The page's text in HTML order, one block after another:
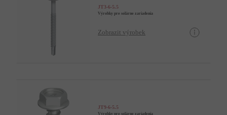
JT3-6-5.5
Výrobky pre solárne zariadenia
Zobrazit výrobek
JT9-6-5.5
Výrobky pre solárne zariadenia